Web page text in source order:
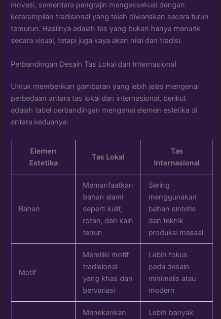
inovasi, sementara pengrajin mengeksekusi dengan
keterampilan tradisional yang telah diwariskan secara turun
temurun. Hasilnya adalah tas yang bukan hanya menarik
secara visual, tetapi juga kaya akan nilai dan tradisi.
Perbandingan Desain Tas Lokal dan Internasional
Untuk memberikan gambaran yang lebih jelas mengenai
perbedaan antara tas lokal dan internasional, berikut
adalah tabel perbandingan mengenai elemen estetika di
antara keduanya:
Elemen
Estetika
Tas Lokal
Tas
Internasional
Bahan
Memanfaatkan
bahan alami
seperti kulit,
rotan, dan kain
tenun
Sering
menggunakan
bahan sintetis
dan teknik
produksi massal
Motif
Memiliki motif
tradisional
yang khas dan
bervariasi
Lebih fokus
pada desain
minimalis atau
modern
Menekankan
Lebih banyak